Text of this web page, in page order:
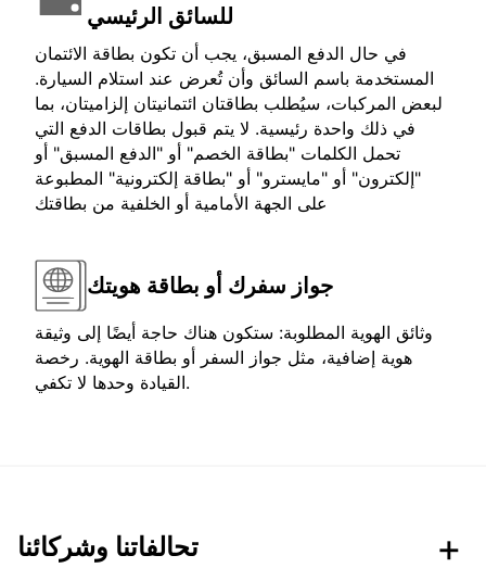
للسائق الرئيسي
في حال الدفع المسبق، يجب أن تكون بطاقة الائتمان
المستخدمة باسم السائق وأن تُعرض عند استلام السيارة.
لبعض المركبات، سيُطلب بطاقتان ائتمانيتان إلزاميتان، بما
في ذلك واحدة رئيسية. لا يتم قبول بطاقات الدفع التي
تحمل الكلمات "بطاقة الخصم" أو "الدفع المسبق" أو
"إلكترون" أو "مايسترو" أو "بطاقة إلكترونية" المطبوعة
على الجهة الأمامية أو الخلفية من بطاقتك
جواز سفرك أو بطاقة هويتك
وثائق الهوية المطلوبة: ستكون هناك حاجة أيضًا إلى وثيقة
هوية إضافية، مثل جواز السفر أو بطاقة الهوية. رخصة
القيادة وحدها لا تكفي.
تحالفاتنا وشركائنا